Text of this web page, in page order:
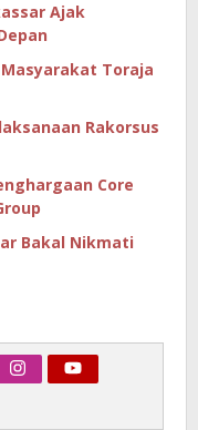
Ajak
Toraja
Rakorsus
Core
Bakal Nikmati